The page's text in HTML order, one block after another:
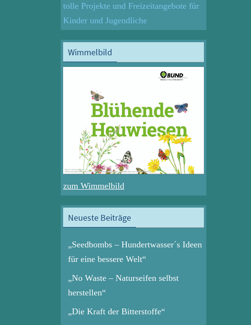
tolle Projekte und Freizeitangebote für
Kinder und Jugendliche
Wimmelbild
zum Wimmelbild
Neueste Beiträge
„Seedbombs – Hundertwasser´s Ideen
für eine bessere Welt“
„No Waste – Naturseifen selbst
herstellen“
„Die Kraft der Bitterstoffe“